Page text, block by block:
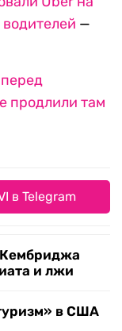
—
продлили там
в Telegram
Кембриджа
и лжи
в США